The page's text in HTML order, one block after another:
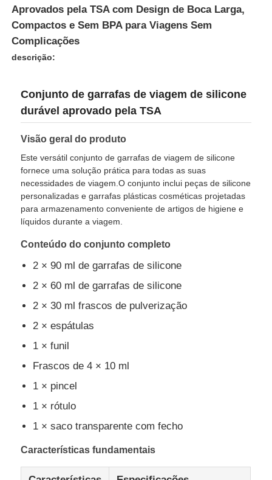
Produtos
Vídeos
Sobre Nós
Visita à fábrica
Controle de Qualidade
Conjunto de garrafas de viagem de silicone
Aprovados pela TSA com Design de Boca Larga,
Compactos e Sem BPA para Viagens Sem
Complicações
descrição:
Conjunto de garrafas de viagem de silicone
durável aprovado pela TSA
Visão geral do produto
Este versátil conjunto de garrafas de viagem de silicone
fornece uma solução prática para todas as suas
necessidades de viagem.O conjunto inclui peças de silicone
personalizadas e garrafas plásticas cosméticas projetadas
para armazenamento conveniente de artigos de higiene e
líquidos durante a viagem.
Conteúdo do conjunto completo
2 × 90 ml de garrafas de silicone
2 × 60 ml de garrafas de silicone
2 × 30 ml frascos de pulverização
2 × espátulas
1 × funil
Frascos de 4 × 10 ml
1 × pincel
1 × rótulo
1 × saco transparente com fecho
Características fundamentais